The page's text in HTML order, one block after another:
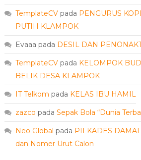
TemplateCVpada PENGURUS
PUTIH KLAMPOK
Evaaa pada DESIL DAN
TemplateCVpada KELOMPOK
BELIK DESA KLAMPOK
IT Telkom pada KELAS IBU HAMIL
zazco pada Sepak Bola “Dunia
Neo Global pada PILKADES
dan Nomer Urut Calon